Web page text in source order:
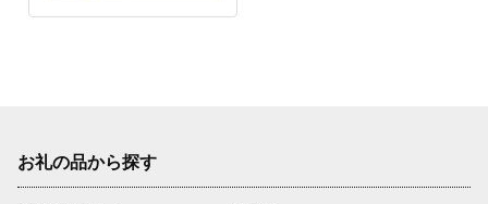
お礼の品から探す